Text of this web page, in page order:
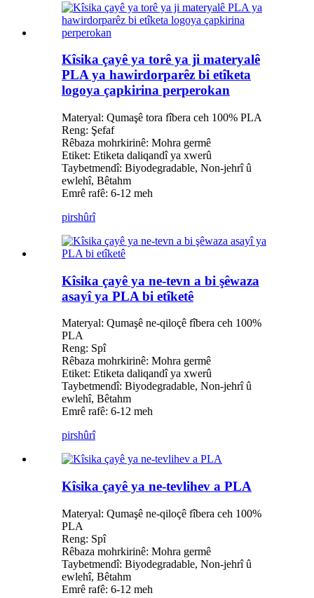
Kîsika çayê ya torê ya ji materyalê
PLA ya hawirdorparêz bi etîketa
logoya çapkirina perperokan
Materyal: Qumaşê tora fîbera ceh 100% PLA
Reng: Şefaf
Rêbaza mohrkirinê: Mohra germê
Etiket: Etiketa daliqandî ya xwerû
Taybetmendî: Biyodegradable, Non-jehrî û
ewlehî, Bêtahm
Emrê rafê: 6-12 meh
pirshûrî
Kîsika çayê ya ne-tevn a bi şêwaza
asayî ya PLA bi etîketê
Materyal: Qumaşê ne-qiloçê fîbera ceh 100%
PLA
Reng: Spî
Rêbaza mohrkirinê: Mohra germê
Etiket: Etiketa daliqandî ya xwerû
Taybetmendî: Biyodegradable, Non-jehrî û
ewlehî, Bêtahm
Emrê rafê: 6-12 meh
pirshûrî
Kîsika çayê ya ne-tevlihev a PLA
Materyal: Qumaşê ne-qiloçê fîbera ceh 100%
PLA
Reng: Spî
Rêbaza mohrkirinê: Mohra germê
Taybetmendî: Biyodegradable, Non-jehrî û
ewlehî, Bêtahm
Emrê rafê: 6-12 meh